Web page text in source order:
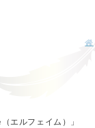
エルフェイム）」